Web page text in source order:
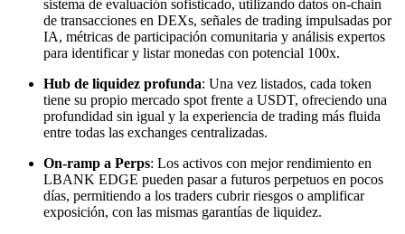
sistema de evaluación sofisticado, utilizando datos on-chain
de transacciones en DEXs, señales de trading impulsadas por
IA, métricas de participación comunitaria y análisis expertos
para identificar y listar monedas con potencial 100x.
Hub de liquidez profunda: Una vez listados, cada token
tiene su propio mercado spot frente a USDT, ofreciendo una
profundidad sin igual y la experiencia de trading más fluida
entre todas las exchanges centralizadas.
On-ramp a Perps: Los activos con mejor rendimiento en
LBANK EDGE pueden pasar a futuros perpetuos en pocos
días, permitiendo a los traders cubrir riesgos o amplificar
exposición, con las mismas garantías de liquidez.